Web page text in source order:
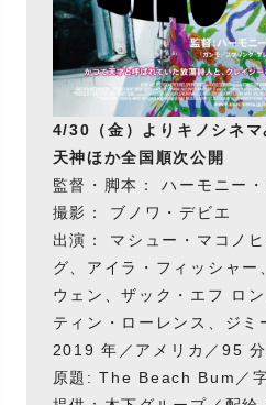
4/30（金）よりキノシネマ
天神ほか全国順次公開
監督・脚本： ハーモニー
撮影： ブノワ・デビエ
出演： マシュー・マコノ
グ、アイラ・フィッシャー
ウェン、ザック・エフ ロ
ティン・ローレンス、ジミ
2019 年／アメリカ／95
原題: The Beach Bum／